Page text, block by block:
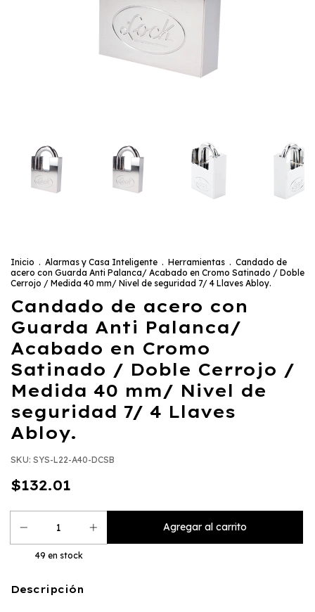
Inicio . Alarmas y Casa Inteligente . Herramientas . Candado de
acero con Guarda Anti Palanca/ Acabado en Cromo Satinado / Doble
Cerrojo / Medida 40 mm/ Nivel de seguridad 7/ 4 Llaves Abloy.
Candado de acero con
Guarda Anti Palanca/
Acabado en Cromo
Satinado / Doble Cerrojo /
Medida 40 mm/ Nivel de
seguridad 7/ 4 Llaves
Abloy.
SKU: SYS-L22-A40-DCSB
$132.01
49 en stock
Descripción